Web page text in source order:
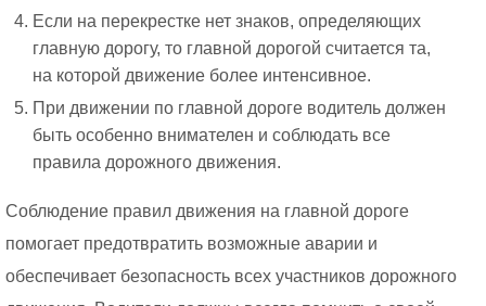
Если на перекрестке нет знаков, определяющих
главную дорогу, то главной дорогой считается та,
на которой движение более интенсивное.
При движении по главной дороге водитель должен
быть особенно внимателен и соблюдать все
правила дорожного движения.
Соблюдение правил движения на главной дороге
помогает предотвратить возможные аварии и
обеспечивает безопасность всех участников дорожного